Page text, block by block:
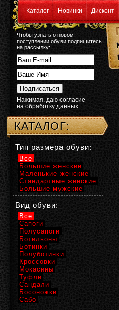
Каталог Новинки Дисконт
Чтобы узнать о новом
поступлении обуви подпишитесь
на рассылку:
Нажимая, даю согласие
на обработку данных
КАТАЛОГ:
Тип размера обуви:
Все
Большие женские
Маленькие женские
Стандартные женские
Большие мужские
Вид обуви:
Все
Сапоги
Полусапоги
Ботильоны
Ботинки
Полуботинки
Кроссовки
Мокасины
Туфли
Сандали
Босоножки
Сабо